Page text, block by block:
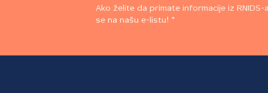
Ako želite da primate informacije iz RNIDS-
se na našu e-listu! *